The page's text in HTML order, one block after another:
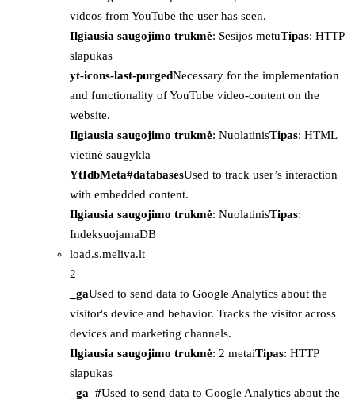
videos from YouTube the user has seen.
Ilgiausia saugojimo trukmė: Sesijos metuTipas: HTTP
slapukas
yt-icons-last-purgedNecessary for the implementation
and functionality of YouTube video-content on the
website.
Ilgiausia saugojimo trukmė: NuolatinisTipas: HTML
vietinė saugykla
YtIdbMeta#databasesUsed to track user’s interaction
with embedded content.
Ilgiausia saugojimo trukmė: NuolatinisTipas:
IndeksuojamaDB
load.s.meliva.lt
2
_gaUsed to send data to Google Analytics about the
visitor's device and behavior. Tracks the visitor across
devices and marketing channels.
Ilgiausia saugojimo trukmė: 2 metaiTipas: HTTP
slapukas
_ga_#Used to send data to Google Analytics about the